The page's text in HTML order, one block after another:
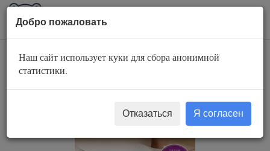
AuBook.org
Девушка без имени
Добро пожаловать
Наш сайт использует куки для сбора анонимной
статистики.
Отказаться Я согласен